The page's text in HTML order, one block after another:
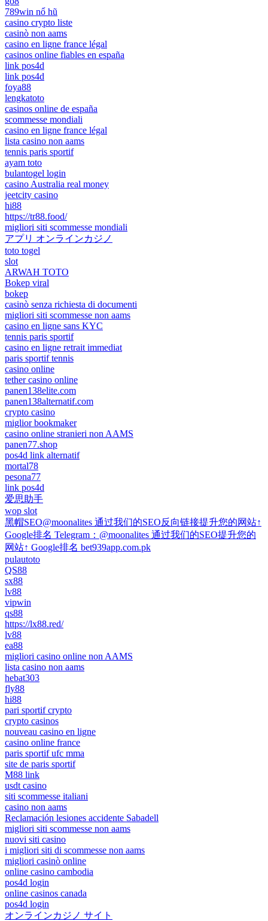
789win nổ hũ
casino crypto liste
casinò non aams
casino en ligne france légal
casinos online fiables en españa
link pos4d
link pos4d
foya88
lengkatoto
casinos online de españa
scommesse mondiali
casino en ligne france légal
lista casino non aams
tennis paris sportif
ayam toto
bulantogel login
casino Australia real money
jeetcity casino
hi88
https://tr88.food/
migliori siti scommesse mondiali
アプリ オンラインカジノ
toto togel
slot
ARWAH TOTO
Bokep viral
bokep
casinò senza richiesta di documenti
migliori siti scommesse non aams
casino en ligne sans KYC
tennis paris sportif
casino en ligne retrait immediat
paris sportif tennis
casino online
tether casino online
panen138elite.com
panen138alternatif.com
crypto casino
miglior bookmaker
casino online stranieri non AAMS
panen77.shop
pos4d link alternatif
mortal78
pesona77
link pos4d
爱思助手
wop slot
黑帽SEO@moonalites 通过我们的SEO反向链接提升您的网站↑
Google排名 Telegram：@moonalites 通过我们的SEO提升您的
网站↑ Google排名 bet939app.com.pk
pulautoto
QS88
sx88
lv88
vipwin
qs88
https://lx88.red/
lv88
ea88
migliori casino online non AAMS
lista casino non aams
hebat303
fly88
hi88
pari sportif crypto
crypto casinos
nouveau casino en ligne
casino online france
paris sportif ufc mma
site de paris sportif
M88 link
usdt casino
siti scommesse italiani
casino non aams
Reclamación lesiones accidente Sabadell
migliori siti scommesse non aams
nuovi siti casino
i migliori siti di scommesse non aams
migliori casinò online
online casino cambodia
pos4d login
online casinos canada
pos4d login
オンラインカジノ サイト